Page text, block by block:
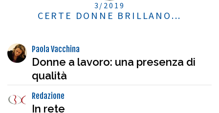
3/2019
CERTE DONNE BRILLANO...
Paola Vacchina
Donne a lavoro: una presenza di
qualità
Redazione
In rete